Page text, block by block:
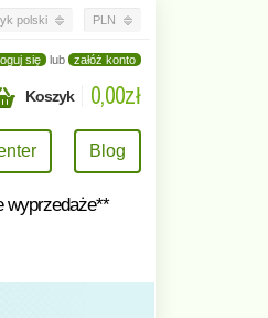
się lub załóż konto
Koszyk 0,00zł
Blog
wyprzedaże**
polski PLN